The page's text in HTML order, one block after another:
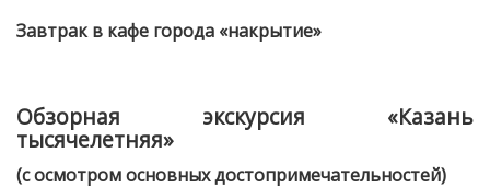
Завтрак в кафе города «накрытие»
Обзорная экскурсия «Казань
тысячелетняя»
(с осмотром основных достопримечательностей)